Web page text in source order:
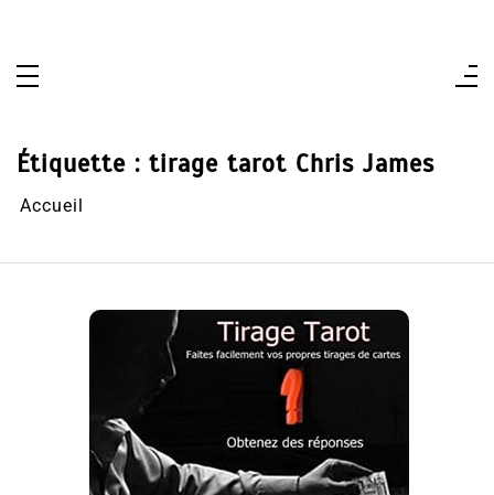
Étiquette : tirage tarot Chris James
Accueil